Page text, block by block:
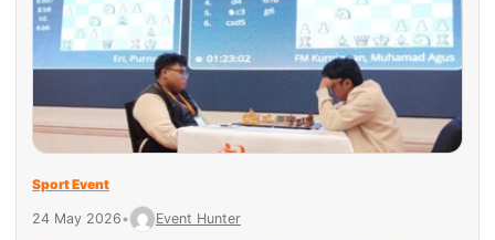
Sport Event
24 May 2026• Event Hunter